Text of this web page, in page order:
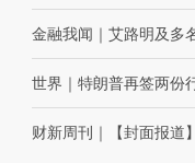
金融我闻 ｜ 艾路明及多
世界 ｜ 特朗普再签两份
财新周刊 ｜ 【封面报